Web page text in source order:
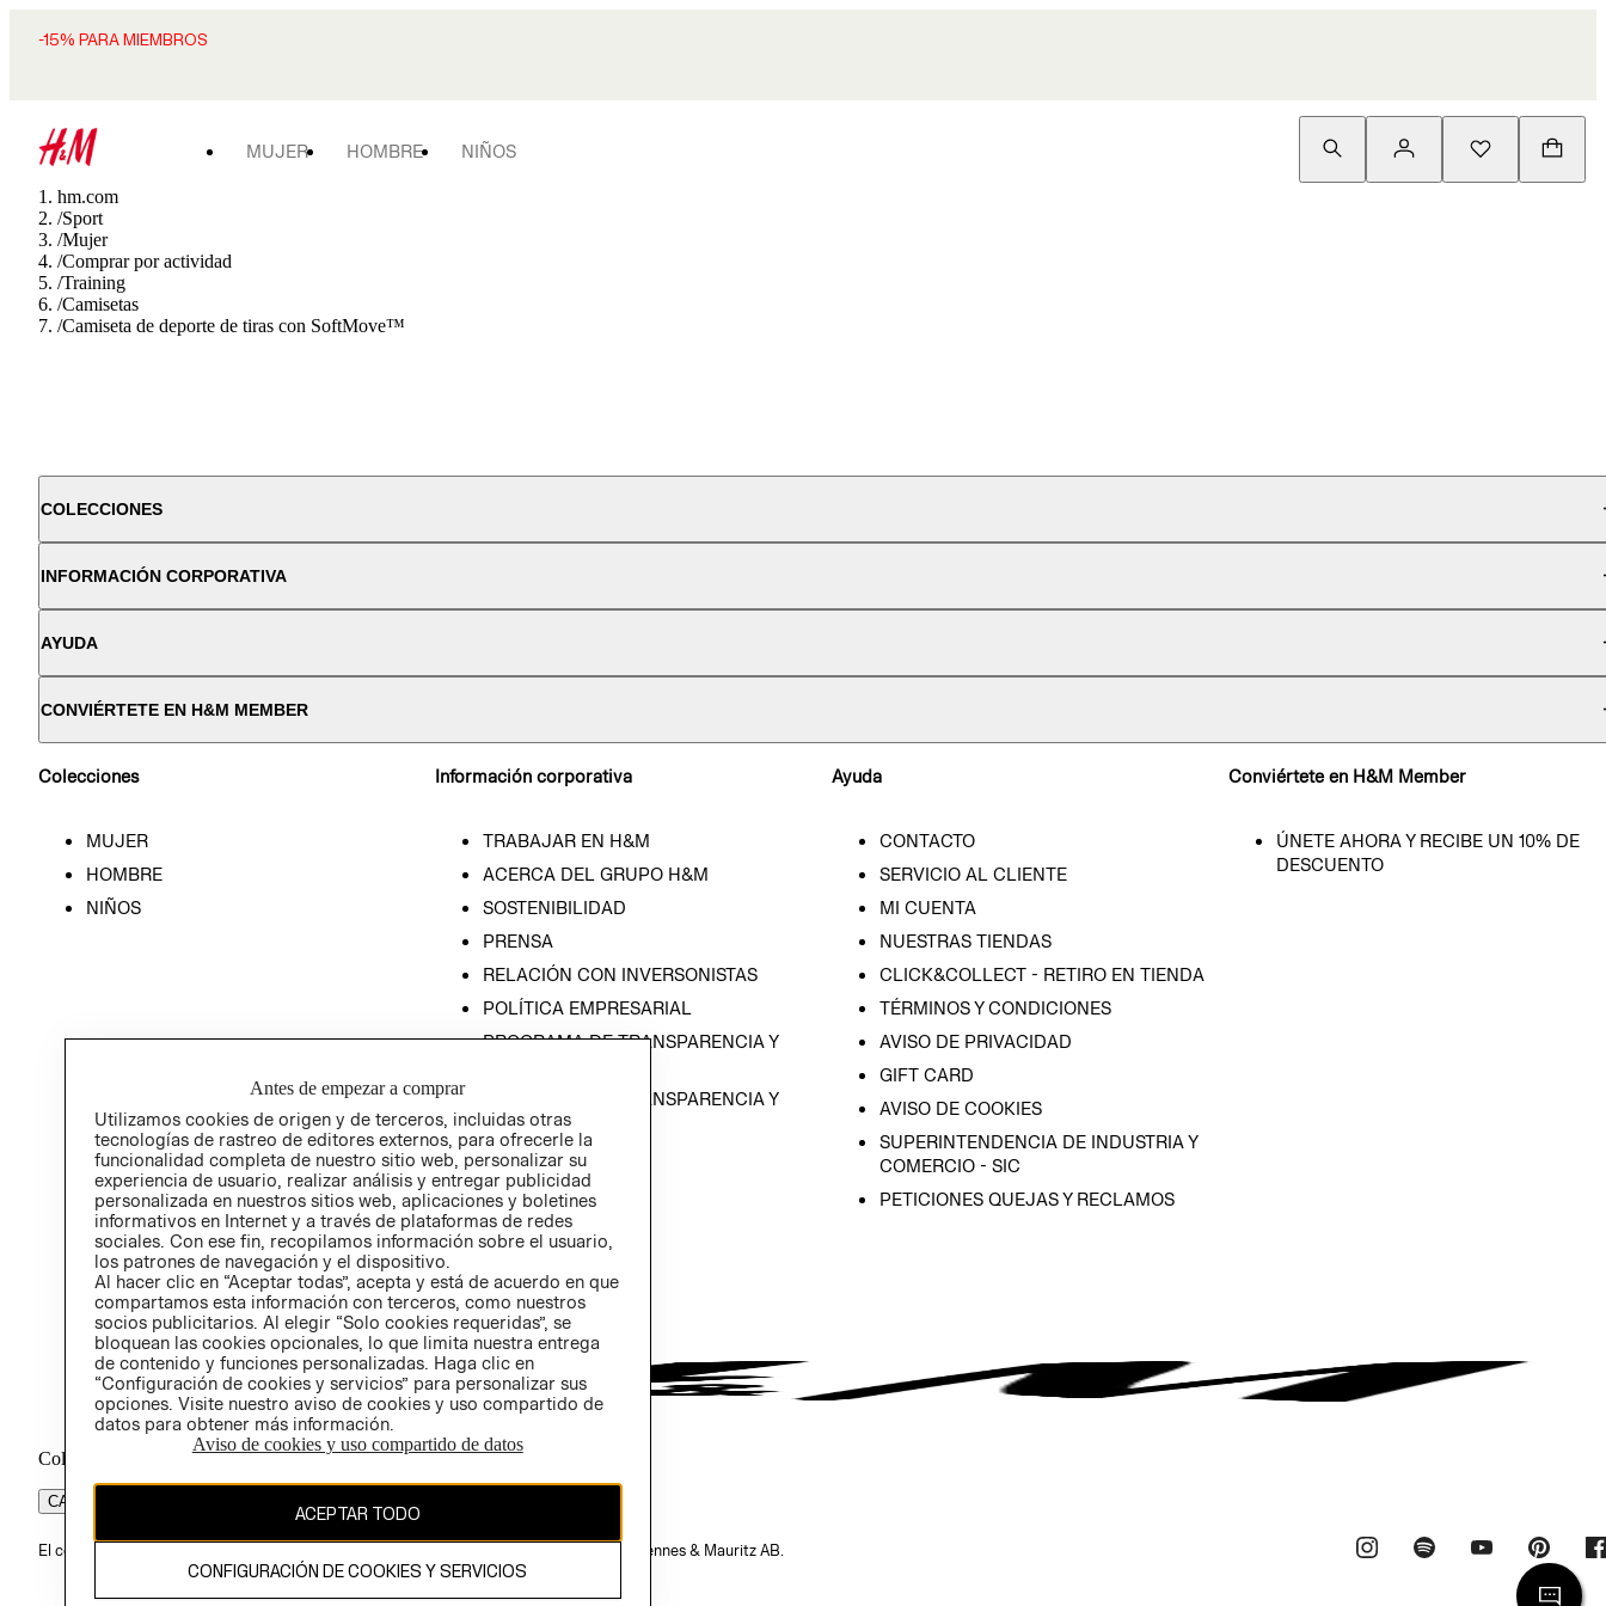
-15% PARA MIEMBROS
MUJER HOMBRE NIÑOS
hm.com
/Sport
/Mujer
/Comprar por actividad
/Training
/Camisetas
/Camiseta de deporte de tiras con SoftMove™
COLECCIONES
INFORMACIÓN CORPORATIVA
AYUDA
CONVIÉRTETE EN H&M MEMBER
Colecciones
MUJER
HOMBRE
NIÑOS
Información corporativa
TRABAJAR EN H&M
ACERCA DEL GRUPO H&M
SOSTENIBILIDAD
PRENSA
RELACIÓN CON INVERSONISTAS
POLÍTICA EMPRESARIAL
PROGRAMA DE TRANSPARENCIA Y
PROGRAMA DE TRANSPARENCIA Y
ÉTICA (INGLÉS)
Ayuda
CONTACTO
SERVICIO AL CLIENTE
MI CUENTA
NUESTRAS TIENDAS
CLICK&COLLECT - RETIRO EN TIENDA
TÉRMINOS Y CONDICIONES
AVISO DE PRIVACIDAD
GIFT CARD
AVISO DE COOKIES
SUPERINTENDENCIA DE INDUSTRIA Y
COMERCIO - SIC
PETICIONES QUEJAS Y RECLAMOS
Conviértete en H&M Member
ÚNETE AHORA Y RECIBE UN 10% DE
DESCUENTO
Colombia ($)
CAMBIAR REGIÓN
El contenido de esta página web está protegido por copyright y es propiedad de H&M Hennes & Mauritz AB.
Antes de empezar a comprar
Utilizamos cookies de origen y de terceros, incluidas otras
tecnologías de rastreo de editores externos, para ofrecerle la
funcionalidad completa de nuestro sitio web, personalizar su
experiencia de usuario, realizar análisis y entregar publicidad
personalizada en nuestros sitios web, aplicaciones y boletines
informativos en Internet y a través de plataformas de redes
sociales. Con ese fin, recopilamos información sobre el usuario,
los patrones de navegación y el dispositivo.
Al hacer clic en “Aceptar todas”, acepta y está de acuerdo en que
compartamos esta información con terceros, como nuestros
socios publicitarios. Al elegir “Solo cookies requeridas”, se
bloquean las cookies opcionales, lo que limita nuestra entrega
de contenido y funciones personalizadas. Haga clic en
“Configuración de cookies y servicios” para personalizar sus
opciones. Visite nuestro aviso de cookies y uso compartido de
datos para obtener más información.
Aviso de cookies y uso compartido de datos
ACEPTAR TODO
CONFIGURACIÓN DE COOKIES Y SERVICIOS